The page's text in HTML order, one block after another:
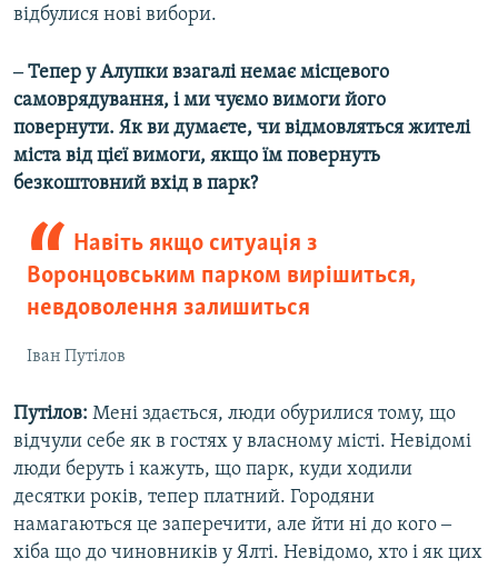
відбулися нові вибори.
‒ Тепер у Алупки взагалі немає місцевого
самоврядування, і ми чуємо вимоги його
повернути. Як ви думаєте, чи відмовляться жителі
міста від цієї вимоги, якщо їм повернуть
безкоштовний вхід в парк?
Навіть якщо ситуація з
Воронцовським парком вирішиться,
невдоволення залишиться
Іван Путілов
Путілов: Мені здається, люди обурилися тому, що
відчули себе як в гостях у власному місті. Невідомі
люди беруть і кажуть, що парк, куди ходили
десятки років, тепер платний. Городяни
намагаються це заперечити, але йти ні до кого ‒
хіба що до чиновників у Ялті. Невідомо, хто і як цих